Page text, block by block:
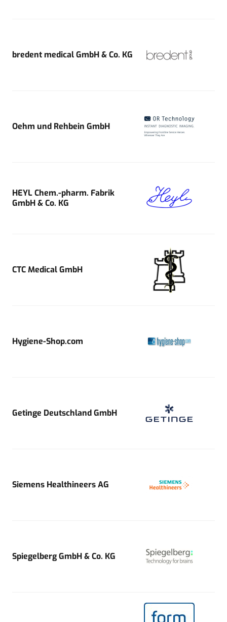
bredent medical GmbH & Co. KG
Oehm und Rehbein GmbH
HEYL Chem.-pharm. Fabrik
GmbH & Co. KG
CTC Medical GmbH
Hygiene-Shop.com
Getinge Deutschland GmbH
Siemens Healthineers AG
Spiegelberg GmbH & Co. KG